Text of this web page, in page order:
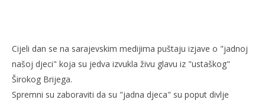
Cijeli dan se na sarajevskim medijima puštaju izjave o "jadnoj
našoj djeci" koja su jedva izvukla živu glavu iz "ustaškog"
Širokog Brijega.
Spremni su zaboraviti da su "jadna djeca" su poput divlje